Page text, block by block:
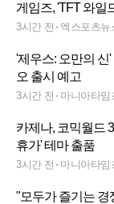
게임즈, 'TFT 와일
3시간 전 엑스포츠뉴
'제우스: 오만의
오 출시 예고
3시간 전 마니아타임
카제나, 코믹월드
휴가' 테마 출품
3시간 전 마니아타임
"모두가 즐기는